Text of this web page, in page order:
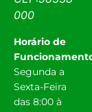
000
Horário de
Segunda a
Sexta-Feira
das 8:00 à